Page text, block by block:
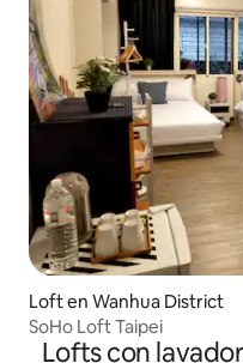
cualquier momento
vacaciones sin
(¡incluso a las 2:00a. m. de
medianoche,tú y tu
irse inmediatamente, ha
el tiempo). Así que más
anuncios en Airbnb en
ilegales... solo que el
dice... Airbnb nunca te lo
porque te trato como a
quiero mentirte... Pero nuestro espacio
está fuera de esta ley.
porque rentamos el
“sofá” para celebrar/
de mesa, no una
Loft en Wanhua District
SoHo Loft Taipei
Lofts con